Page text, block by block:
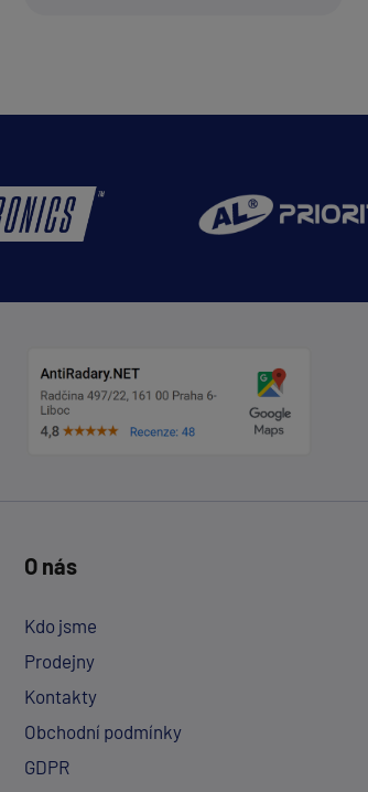
O nás
Kdo jsme
Prodejny
Kontakty
Obchodní podmínky
GDPR